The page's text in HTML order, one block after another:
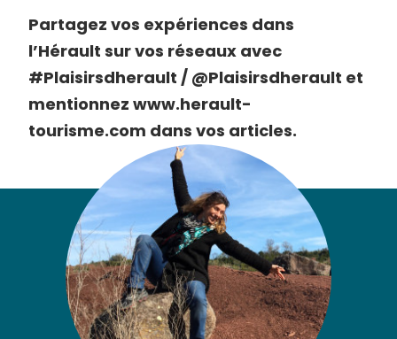
Partagez vos expériences dans
l’Hérault sur vos réseaux avec
#Plaisirsdherault / @Plaisirsdherault et
mentionnez www.herault-
tourisme.com dans vos articles.